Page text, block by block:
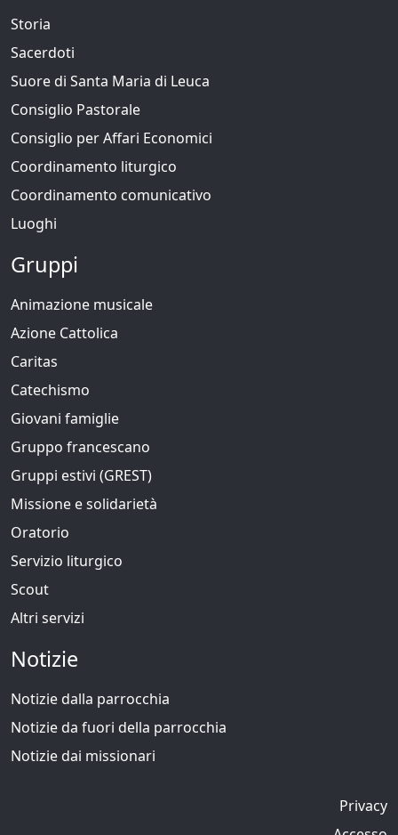
Storia
Sacerdoti
Suore di Santa Maria di Leuca
Consiglio Pastorale
Consiglio per Affari Economici
Coordinamento liturgico
Coordinamento comunicativo
Luoghi
Gruppi
Animazione musicale
Azione Cattolica
Caritas
Catechismo
Giovani famiglie
Gruppo francescano
Gruppi estivi (GREST)
Missione e solidarietà
Oratorio
Servizio liturgico
Scout
Altri servizi
Notizie
Notizie dalla parrocchia
Notizie da fuori della parrocchia
Notizie dai missionari
Privacy